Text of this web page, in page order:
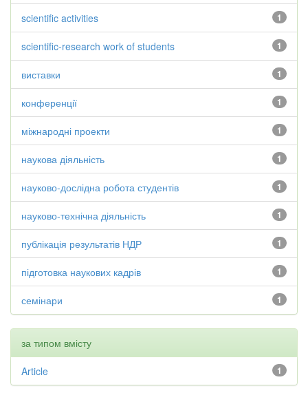
1
scientific activities
1
scientific-research work of students
1
виставки
1
конференції
1
міжнародні проекти
1
наукова діяльність
1
науково-дослідна робота студентів
1
науково-технічна діяльність
1
публікація результатів НДР
1
підготовка наукових кадрів
1
семінари
за типом вмісту
1
Article